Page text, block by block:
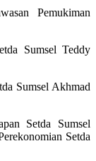
Pemukiman
Sumsel Teddy
Sumsel Akhmad
Setda Sumsel
Setda